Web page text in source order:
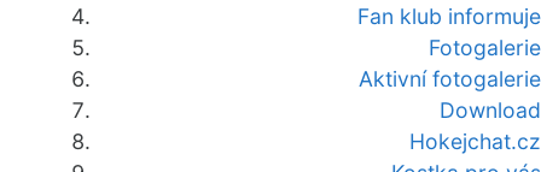
Fan klub informuje
Fotogalerie
Aktivní fotogalerie
Download
Hokejchat.cz